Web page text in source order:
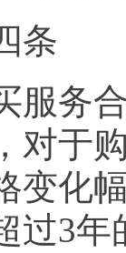
条
务合
对于
变化
过3